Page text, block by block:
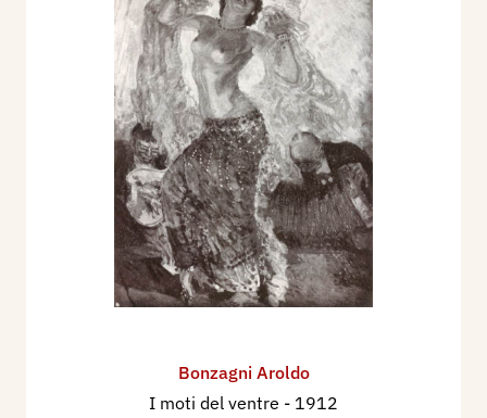
Bonzagni Aroldo
I moti del ventre - 1912